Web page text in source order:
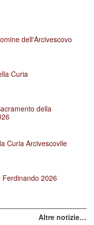
dell'Arcivescovo
Curia
della
Curia Arcivescovile
2026
Altre notizie…